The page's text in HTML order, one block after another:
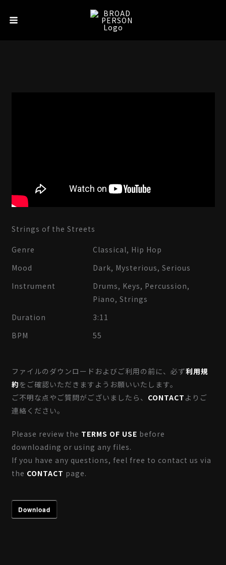
Menu
Strings of the Streets
Genre
Classical, Hip Hop
Mood
Dark, Mysterious, Serious
Instrument
Drums, Keys, Percussion,
Piano, Strings
Duration
3:11
BPM
55
ファイルのダウンロードおよびご利用の前に、必ず利用規
約をご確認いただきますようお願いいたします。
ご不明な点やご質問がございましたら、 CONTACT よりご
連絡ください。
Please review the TERMS OF USE before
downloading or using any files.
If you have any questions, feel free to contact us via
the CONTACT page.
Download